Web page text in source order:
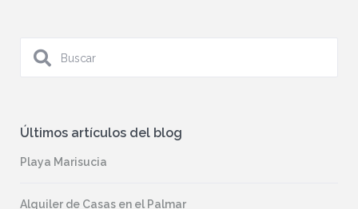
Últimos artículos del blog
Playa Marisucia
Alquiler de Casas en el Palmar